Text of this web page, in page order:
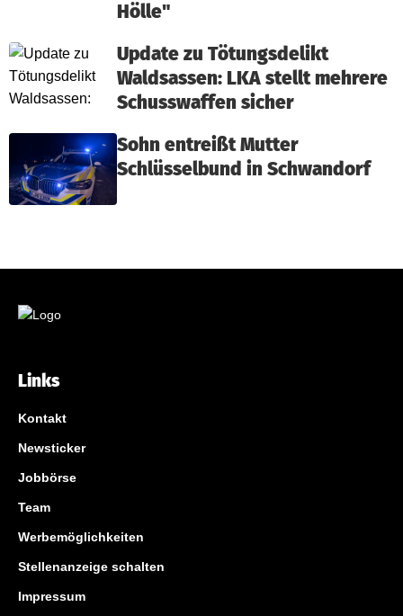
Hölle"
Update zu Tötungsdelikt
Waldsassen: LKA stellt mehrere
Schusswaffen sicher
Sohn entreißt Mutter
Schlüsselbund in Schwandorf
Links
Kontakt
Newsticker
Jobbörse
Team
Werbemöglichkeiten
Stellenanzeige schalten
Impressum